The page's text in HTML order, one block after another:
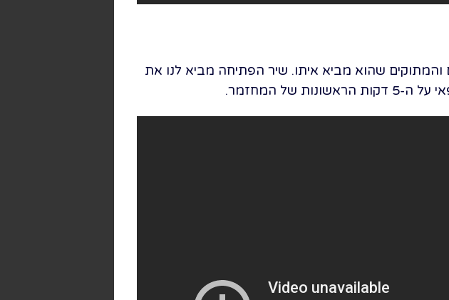
שהוא מביא איתו. שיר הפתיחה מביא לנו את
המחזמר.